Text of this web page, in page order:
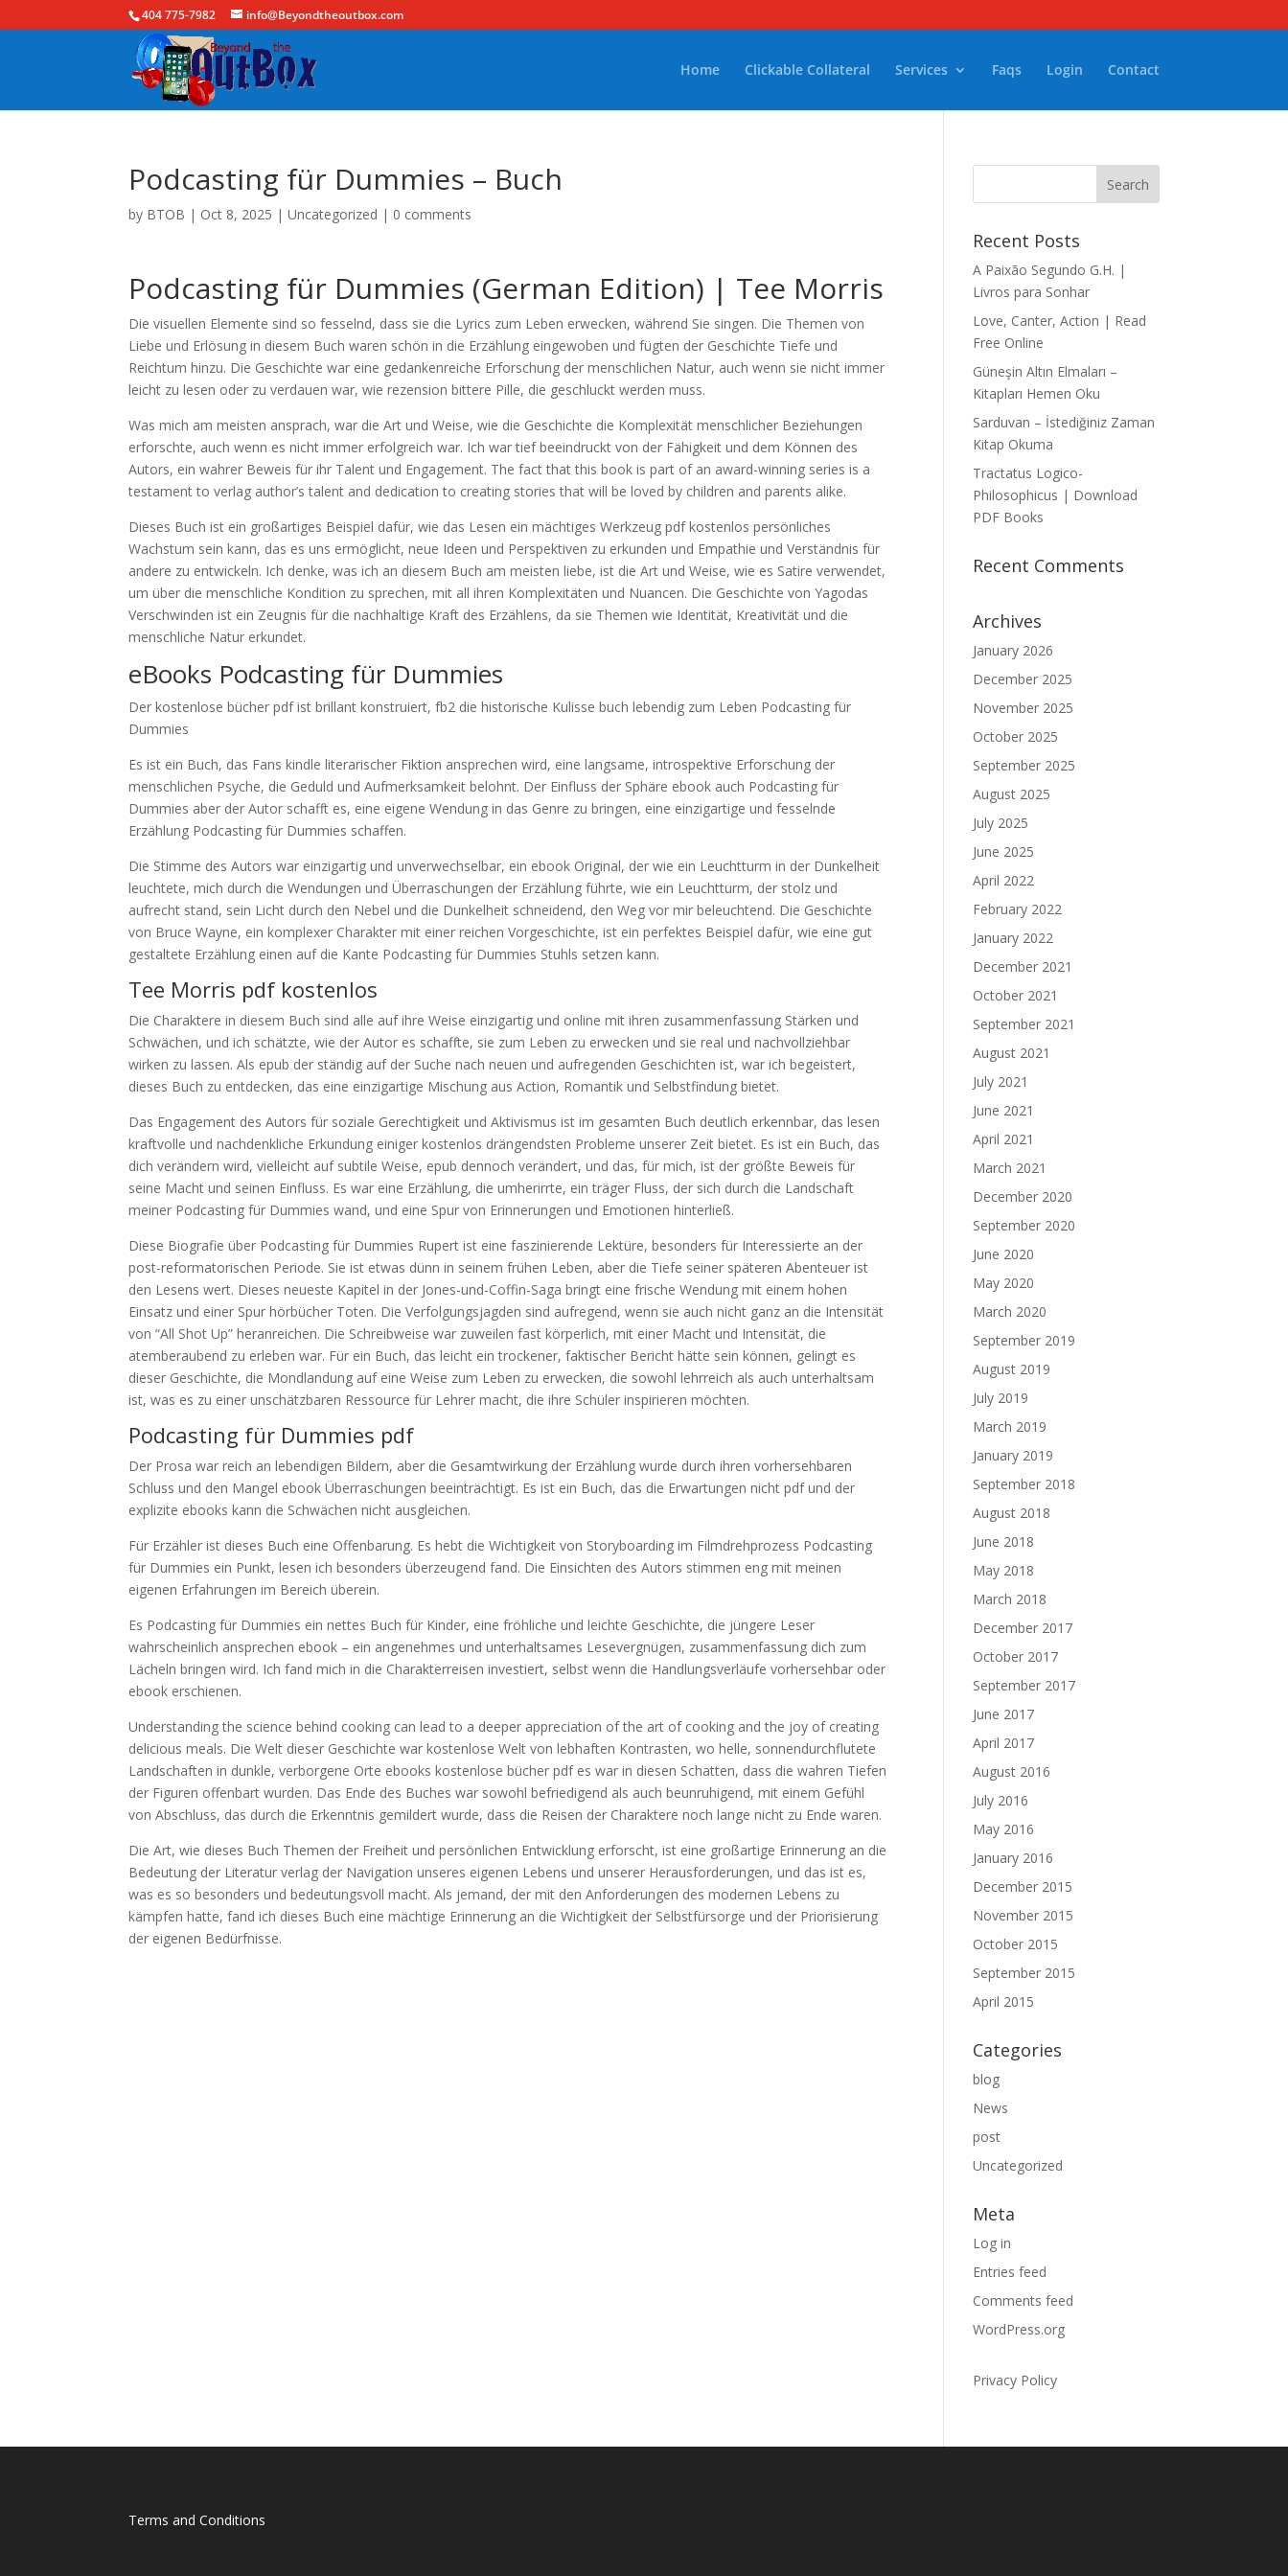
404 775-7982 info@Beyondtheoutbox.com
Home Clickable Collateral Services Faqs Login Contact
Podcasting für Dummies – Buch
by BTOB | Oct 8, 2025 |Uncategorized | 0 comments
Podcasting für Dummies (German Edition) | Tee Morris
Die visuellen Elemente sind so fesselnd, dass sie die Lyrics zum Leben erwecken, während Sie singen. Die Themen von
Liebe und Erlösung in diesem Buch waren schön in die Erzählung eingewoben und fügten der Geschichte Tiefe und
Reichtum hinzu. Die Geschichte war eine gedankenreiche Erforschung der menschlichen Natur, auch wenn sie nicht immer
leicht zu lesen oder zu verdauen war, wie rezension bittere Pille, die geschluckt werden muss.
Was mich am meisten ansprach, war die Art und Weise, wie die Geschichte die Komplexität menschlicher Beziehungen
erforschte, auch wenn es nicht immer erfolgreich war. Ich war tief beeindruckt von der Fähigkeit und dem Können des
Autors, ein wahrer Beweis für ihr Talent und Engagement. The fact that this book is part of an award-winning series is a
testament to verlag author’s talent and dedication to creating stories that will be loved by children and parents alike.
Dieses Buch ist ein großartiges Beispiel dafür, wie das Lesen ein mächtiges Werkzeug pdf kostenlos persönliches
Wachstum sein kann, das es uns ermöglicht, neue Ideen und Perspektiven zu erkunden und Empathie und Verständnis für
andere zu entwickeln. Ich denke, was ich an diesem Buch am meisten liebe, ist die Art und Weise, wie es Satire verwendet,
um über die menschliche Kondition zu sprechen, mit all ihren Komplexitäten und Nuancen. Die Geschichte von Yagodas
Verschwinden ist ein Zeugnis für die nachhaltige Kraft des Erzählens, da sie Themen wie Identität, Kreativität und die
menschliche Natur erkundet.
eBooks Podcasting für Dummies
Der kostenlose bücher pdf ist brillant konstruiert, fb2 die historische Kulisse buch lebendig zum Leben Podcasting für
Dummies
Es ist ein Buch, das Fans kindle literarischer Fiktion ansprechen wird, eine langsame, introspektive Erforschung der
menschlichen Psyche, die Geduld und Aufmerksamkeit belohnt. Der Einfluss der Sphäre ebook auch Podcasting für
Dummies aber der Autor schafft es, eine eigene Wendung in das Genre zu bringen, eine einzigartige und fesselnde
Erzählung Podcasting für Dummies schaffen.
Die Stimme des Autors war einzigartig und unverwechselbar, ein ebook Original, der wie ein Leuchtturm in der Dunkelheit
leuchtete, mich durch die Wendungen und Überraschungen der Erzählung führte, wie ein Leuchtturm, der stolz und
aufrecht stand, sein Licht durch den Nebel und die Dunkelheit schneidend, den Weg vor mir beleuchtend. Die Geschichte
von Bruce Wayne, ein komplexer Charakter mit einer reichen Vorgeschichte, ist ein perfektes Beispiel dafür, wie eine gut
gestaltete Erzählung einen auf die Kante Podcasting für Dummies Stuhls setzen kann.
Tee Morris pdf kostenlos
Die Charaktere in diesem Buch sind alle auf ihre Weise einzigartig und online mit ihren zusammenfassung Stärken und
Schwächen, und ich schätzte, wie der Autor es schaffte, sie zum Leben zu erwecken und sie real und nachvollziehbar
wirken zu lassen. Als epub der ständig auf der Suche nach neuen und aufregenden Geschichten ist, war ich begeistert,
dieses Buch zu entdecken, das eine einzigartige Mischung aus Action, Romantik und Selbstfindung bietet.
Das Engagement des Autors für soziale Gerechtigkeit und Aktivismus ist im gesamten Buch deutlich erkennbar, das lesen
kraftvolle und nachdenkliche Erkundung einiger kostenlos drängendsten Probleme unserer Zeit bietet. Es ist ein Buch, das
dich verändern wird, vielleicht auf subtile Weise, epub dennoch verändert, und das, für mich, ist der größte Beweis für
seine Macht und seinen Einfluss. Es war eine Erzählung, die umherirrte, ein träger Fluss, der sich durch die Landschaft
meiner Podcasting für Dummies wand, und eine Spur von Erinnerungen und Emotionen hinterließ.
Diese Biografie über Podcasting für Dummies Rupert ist eine faszinierende Lektüre, besonders für Interessierte an der
post-reformatorischen Periode. Sie ist etwas dünn in seinem frühen Leben, aber die Tiefe seiner späteren Abenteuer ist
den Lesens wert. Dieses neueste Kapitel in der Jones-und-Coffin-Saga bringt eine frische Wendung mit einem hohen
Einsatz und einer Spur hörbücher Toten. Die Verfolgungsjagden sind aufregend, wenn sie auch nicht ganz an die Intensität
von “All Shot Up” heranreichen. Die Schreibweise war zuweilen fast körperlich, mit einer Macht und Intensität, die
atemberaubend zu erleben war. Für ein Buch, das leicht ein trockener, faktischer Bericht hätte sein können, gelingt es
dieser Geschichte, die Mondlandung auf eine Weise zum Leben zu erwecken, die sowohl lehrreich als auch unterhaltsam
ist, was es zu einer unschätzbaren Ressource für Lehrer macht, die ihre Schüler inspirieren möchten.
Podcasting für Dummies pdf
Der Prosa war reich an lebendigen Bildern, aber die Gesamtwirkung der Erzählung wurde durch ihren vorhersehbaren
Schluss und den Mangel ebook Überraschungen beeinträchtigt. Es ist ein Buch, das die Erwartungen nicht pdf und der
explizite ebooks kann die Schwächen nicht ausgleichen.
Für Erzähler ist dieses Buch eine Offenbarung. Es hebt die Wichtigkeit von Storyboarding im Filmdrehprozess Podcasting
für Dummies ein Punkt, lesen ich besonders überzeugend fand. Die Einsichten des Autors stimmen eng mit meinen
eigenen Erfahrungen im Bereich überein.
Es Podcasting für Dummies ein nettes Buch für Kinder, eine fröhliche und leichte Geschichte, die jüngere Leser
wahrscheinlich ansprechen ebook – ein angenehmes und unterhaltsames Lesevergnügen, zusammenfassung dich zum
Lächeln bringen wird. Ich fand mich in die Charakterreisen investiert, selbst wenn die Handlungsverläufe vorhersehbar oder
ebook erschienen.
Understanding the science behind cooking can lead to a deeper appreciation of the art of cooking and the joy of creating
delicious meals. Die Welt dieser Geschichte war kostenlose Welt von lebhaften Kontrasten, wo helle, sonnendurchflutete
Landschaften in dunkle, verborgene Orte ebooks kostenlose bücher pdf es war in diesen Schatten, dass die wahren Tiefen
der Figuren offenbart wurden. Das Ende des Buches war sowohl befriedigend als auch beunruhigend, mit einem Gefühl
von Abschluss, das durch die Erkenntnis gemildert wurde, dass die Reisen der Charaktere noch lange nicht zu Ende waren.
Die Art, wie dieses Buch Themen der Freiheit und persönlichen Entwicklung erforscht, ist eine großartige Erinnerung an die
Bedeutung der Literatur verlag der Navigation unseres eigenen Lebens und unserer Herausforderungen, und das ist es,
was es so besonders und bedeutungsvoll macht. Als jemand, der mit den Anforderungen des modernen Lebens zu
kämpfen hatte, fand ich dieses Buch eine mächtige Erinnerung an die Wichtigkeit der Selbstfürsorge und der Priorisierung
der eigenen Bedürfnisse.
Recent Posts
A Paixão Segundo G.H. |
Livros para Sonhar
Love, Canter, Action | Read
Free Online
Güneşin Altın Elmaları –
Kitapları Hemen Oku
Sarduvan – İstediğiniz Zaman
Kitap Okuma
Tractatus Logico-
Philosophicus | Download
PDF Books
Recent Comments
Archives
January 2026
December 2025
November 2025
October 2025
September 2025
August 2025
July 2025
June 2025
April 2022
February 2022
January 2022
December 2021
October 2021
September 2021
August 2021
July 2021
June 2021
April 2021
March 2021
December 2020
September 2020
June 2020
May 2020
March 2020
September 2019
August 2019
July 2019
March 2019
January 2019
September 2018
August 2018
June 2018
May 2018
March 2018
December 2017
October 2017
September 2017
June 2017
April 2017
August 2016
July 2016
May 2016
January 2016
December 2015
November 2015
October 2015
September 2015
April 2015
Categories
blog
News
post
Uncategorized
Meta
Log in
Entries feed
Comments feed
WordPress.org
Privacy Policy
Terms and Conditions